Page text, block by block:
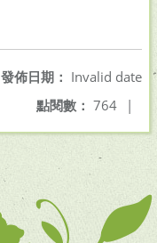
發佈日期： Invalid date
點閱數： 764 |